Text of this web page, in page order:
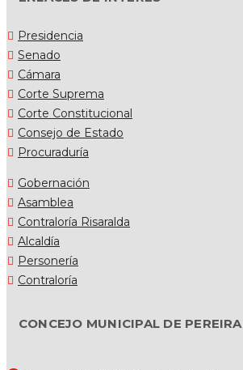
Presidencia
Senado
Cámara
Corte Suprema
Corte Constitucional
Consejo de Estado
Procuraduría
Gobernación
Asamblea
Contraloría Risaralda
Alcaldía
Personería
Contraloría
CONCEJO MUNICIPAL DE PEREIRA